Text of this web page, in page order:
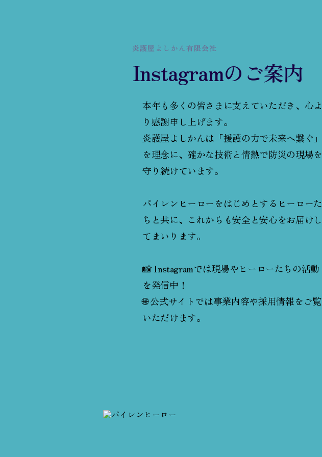
炎護屋よしかん有限会社
Instagramのご案内
本年も多くの皆さまに支えていただき、心よ
り感謝申し上げます。
炎護屋よしかんは「援護の力で未来へ繋ぐ」
を理念に、確かな技術と情熱で防災の現場を
守り続けています。
パイレンヒーローをはじめとするヒーローた
ちと共に、これからも安全と安心をお届けし
てまいります。
📸 Instagramでは現場やヒーローたちの活動
を発信中！
🌐 公式サイトでは事業内容や採用情報をご覧
いただけます。